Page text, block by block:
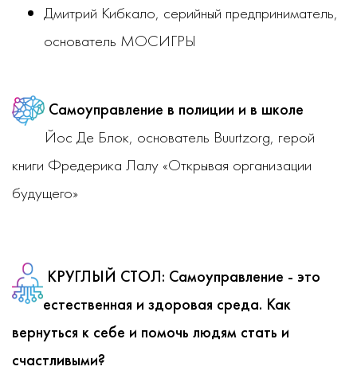
Дмитрий Кибкало, серийный предприниматель,
основатель МОСИГРЫ
Самоуправление в полиции и в школе
Йос Де Блок, основатель Buurtzorg, герой
книги Фредерика Лалу «Открывая организации
будущего»
КРУГЛЫЙ СТОЛ: Самоуправление - это
естественная и здоровая среда. Как
вернуться к себе и помочь людям стать и
счастливыми?